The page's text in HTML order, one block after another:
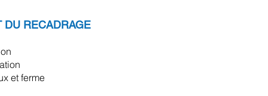
DU RECADRAGE
et ferme